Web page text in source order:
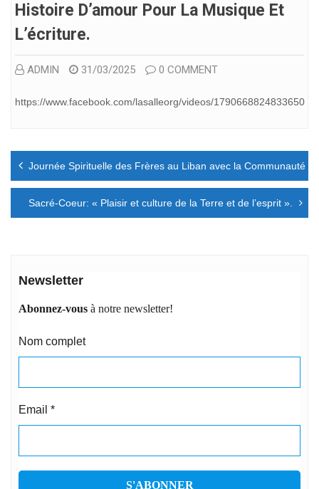
Histoire D’amour Pour La Musique Et
L’écriture.
ADMIN 31/03/2025 0 COMMENT
https://www.facebook.com/lasalleorg/videos/1790668824833650
Navigation
l’article
Journée Spirituelle des Frères au Liban avec la Communauté
Sacré-Coeur: « Plaisir et culture de la Terre et de l’esprit ».
Newsletter
Abonnez-vous à notre newsletter!
Nom complet
Email *